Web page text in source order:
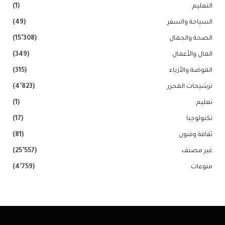
التعليم (1)
السياحة والسفر (49)
الصحة والجمال (15٬308)
المال والأعمال (349)
الموضة والأزياء (315)
ترشيحات المحرر (4٬823)
تعليم (1)
تكنولوجيا (17)
ثقافة وفنون (81)
غير مصنف (25٬557)
منوعات (4٬759)